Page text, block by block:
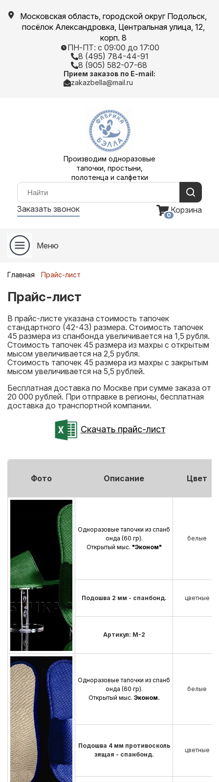
Московская область, городской округ Подольск,
посёлок Александровка, Центральная улица, 12,
корп. 8
ПН-ПТ: с 09:00 до 17:00
8 (495) 784-44-91
8 (905) 582-07-68
Прием заказов по E-mail:
zakazbella@mail.ru
Производим одноразовые
тапочки, простыни,
полотенца и салфетки
Заказать звонок Корзина
0
Меню
Главная Прайс-лист
Прайс-лист
В прайс-листе указана стоимость тапочек
стандартного (42-43) размера. Стоимость тапочек
45 размера из спанбонда увеличивается на 1,5 рубля.
Стоимость тапочек 45 размера из махры с открытым
мысом увеличивается на 2,5 рубля.
Стоимость тапочек 45 размера из махры с закрытым
мысом увеличивается на 5,5 рублей.
Бесплатная доставка по Москве при сумме заказа от
20 000 рублей. При отправке в регионы, бесплатная
доставка до транспортной компании.
Скачать прайс-лист
Фото Описание Цвет
Одноразовые тапочки из спанб
онда (60 гр).
Открытый мыс. "Эконом"
белые
Подошва 2 мм - спанбонд. цветные
Артикул: М-2
Одноразовые тапочки из спанб
онда (60 гр).
Открытый мыс. Эконом.
белые
Подошва 4 мм противосколь
зящая - спанбонд.
цветные